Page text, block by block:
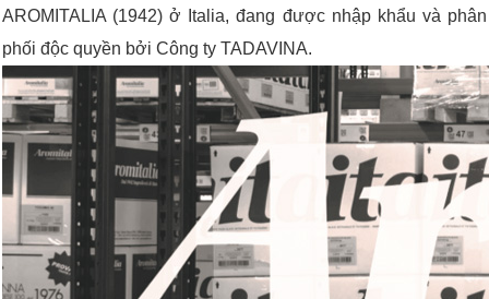
AROMITALIA (1942) ở Italia, đang được nhập khẩu và phân
phối độc quyền bởi Công ty TADAVINA.